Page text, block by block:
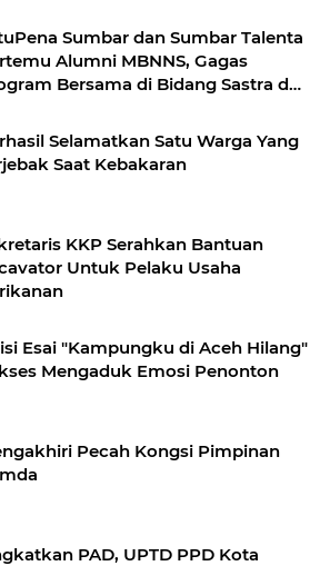
Sumbar dan Sumbar Talenta
Alumni MBNNS, Gagas
Bersama di Bidang Sastra dan
Selamatkan Satu Warga Yang
Saat Kebakaran
KKP Serahkan Bantuan
Untuk Pelaku Usaha
Esai "Kampungku di Aceh Hilang"
Mengaduk Emosi Penonton
Pecah Kongsi Pimpinan
PAD, UPTD PPD Kota